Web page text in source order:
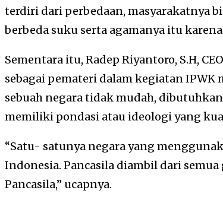
terdiri dari perbedaan, masyarakatnya
berbeda suku serta agamanya itu
Sementara itu, Radep Riyantoro, S.H,
sebagai pemateri dalam kegiatan
sebuah negara tidak mudah,
memiliki pondasi atau ideologi yang
“Satu- satunya negara yang
Indonesia. Pancasila diambil dari
Pancasila,” ucapnya.